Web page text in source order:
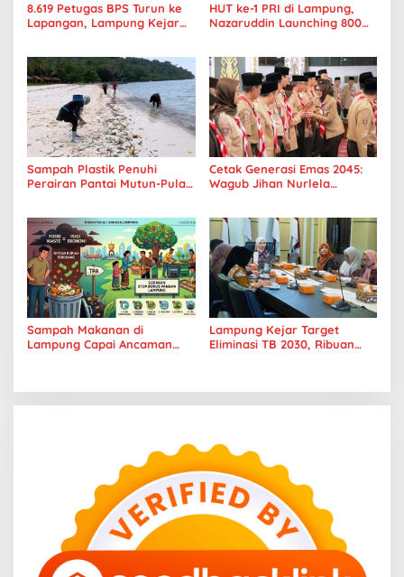
8.619 Petugas BPS Turun ke
Lapangan, Lampung Kejar
HUT ke-1 PRI di Lampung,
Nazaruddin Launching 800
Sampah Plastik Penuhi
Perairan Pantai Mutun-Pulau
Cetak Generasi Emas 2045:
Wagub Jihan Nurlela
Era Digital
Sampah Makanan di
Lampung Capai Ancaman
Lampung Kejar Target
Eliminasi TB 2030, Ribuan